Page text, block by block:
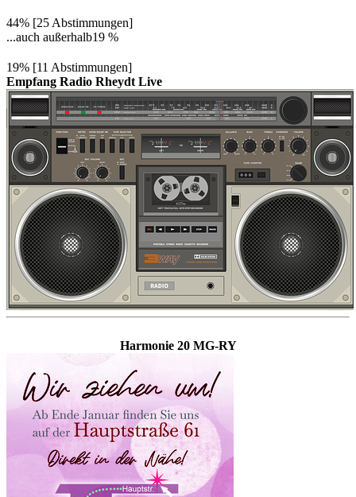
44% [25 Abstimmungen]
...auch außerhalb19 %
19% [11 Abstimmungen]
Empfang Radio Rheydt Live
Harmonie 20 MG-RY